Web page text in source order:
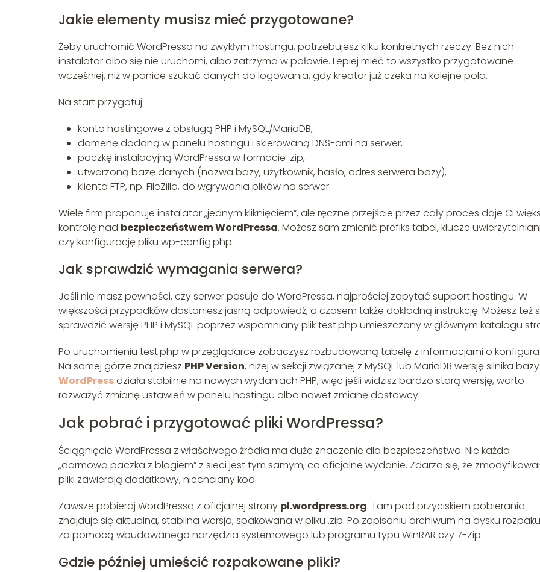
Jakie elementy musisz mieć przygotowane?
Żeby uruchomić WordPressa na zwykłym hostingu, potrzebujesz kilku konkretnych rzeczy. Bez nich
instalator albo się nie uruchomi, albo zatrzyma w połowie. Lepiej mieć to wszystko przygotowane
wcześniej, niż w panice szukać danych do logowania, gdy kreator już czeka na kolejne pola.
Na start przygotuj:
konto hostingowe z obsługą PHP i MySQL/MariaDB,
domenę dodaną w panelu hostingu i skierowaną DNS-ami na serwer,
paczkę instalacyjną WordPressa w formacie .zip,
utworzoną bazę danych (nazwa bazy, użytkownik, hasło, adres serwera bazy),
klienta FTP, np. FileZilla, do wgrywania plików na serwer.
Wiele firm proponuje instalator „jednym kliknięciem”, ale ręczne przejście przez cały proces daje Ci
kontrolę nad bezpieczeństwem WordPressa. Możesz sam zmienić prefiks tabel, klucze
czy konfigurację pliku wp-config.php.
Jak sprawdzić wymagania serwera?
Jeśli nie masz pewności, czy serwer pasuje do WordPressa, najprościej zapytać support hostingu. W
większości przypadków dostaniesz jasną odpowiedź, a czasem także dokładną instrukcję. Możesz też
sprawdzić wersję PHP i MySQL poprzez wspomniany plik test.php umieszczony w głównym katalogu
Po uruchomieniu test.php w przeglądarce zobaczysz rozbudowaną tabelę z informacjami o
Na samej górze znajdziesz PHP Version, niżej w sekcji związanej z MySQL lub MariaDB wersję silnika
WordPressdziała stabilnie na nowych wydaniach PHP, więc jeśli widzisz bardzo starą wersję, warto
rozważyć zmianę ustawień w panelu hostingu albo nawet zmianę dostawcy.
Jak pobrać i przygotować pliki WordPressa?
Ściągnięcie WordPressa z właściwego źródła ma duże znaczenie dla bezpieczeństwa. Nie każda
„darmowa paczka z blogiem” z sieci jest tym samym, co oficjalne wydanie. Zdarza się, że
pliki zawierają dodatkowy, niechciany kod.
Zawsze pobieraj WordPressa z oficjalnej strony pl.wordpress.org. Tam pod przyciskiem pobierania
znajduje się aktualna, stabilna wersja, spakowana w pliku .zip. Po zapisaniu archiwum na dysku
za pomocą wbudowanego narzędzia systemowego lub programu typu WinRAR czy 7-Zip.
Gdzie później umieścić rozpakowane pliki?